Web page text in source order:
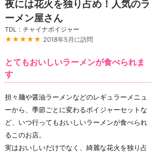
夜には花火を独り占め！人気のラ
ーメン屋さん
TDL：チャイナボイジャー
★★★★★ 2018年5月に訪問
とてもおいしいラーメンが食べられま
す
担々麺や醤油ラーメンなどのレギュラーメニュ
ーから、季節ごとに変わるボイジャーセットな
ど、いつ行ってもおいしいラーメンが食べられ
るこのお店。
実はおいしいだけでなく、綺麗な花火を独り占